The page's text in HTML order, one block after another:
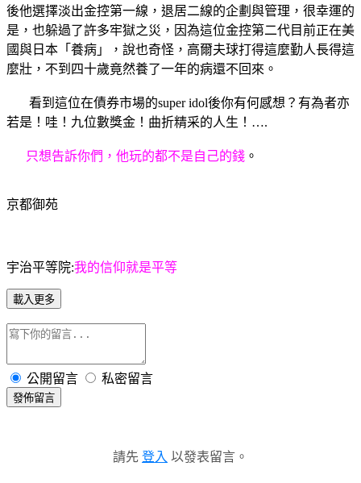
後他選擇淡出金控第一線，退居二線的企劃與管理，很幸運的
是，也躲過了許多牢獄之災，因為這位金控第二代目前正在美
國與日本「養病」，說也奇怪，高爾夫球打得這麼勤人長得這
麼壯，不到四十歲竟然養了一年的病還不回來。
看到這位在債券市場的super idol後你有何感想？有為者亦
若是！哇！九位數獎金！曲折精采的人生！….
只想告訴你們，他玩的都不是自己的錢 。
京都御苑
宇治平等院:我的信仰就是平等
載入更多
公開留言 私密留言
發佈留言
請先 登入 以發表留言。